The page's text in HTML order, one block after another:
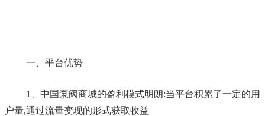
一、平台优势
1、 中国泵阀商城的盈利模式明朗:当平台积累了一定的用
户量,通过流量变现的形式获取收益